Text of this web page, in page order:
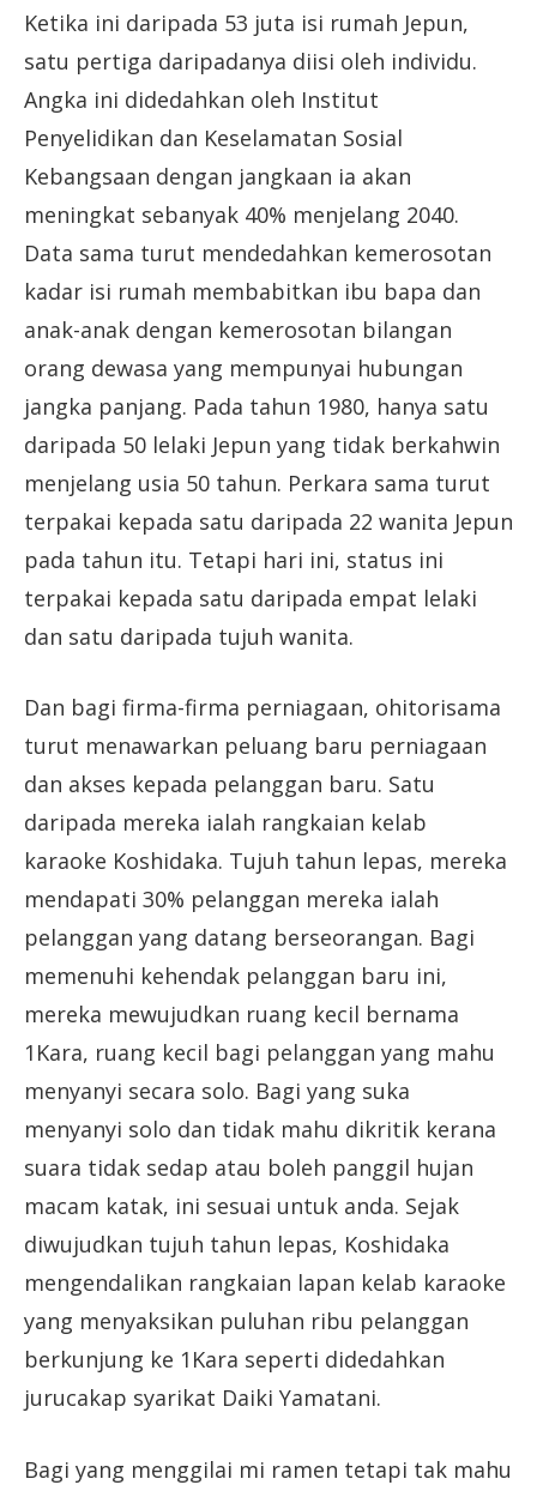
Ketika ini daripada 53 juta isi rumah Jepun,
satu pertiga daripadanya diisi oleh individu.
Angka ini didedahkan oleh Institut
Penyelidikan dan Keselamatan Sosial
Kebangsaan dengan jangkaan ia akan
meningkat sebanyak 40% menjelang 2040.
Data sama turut mendedahkan kemerosotan
kadar isi rumah membabitkan ibu bapa dan
anak-anak dengan kemerosotan bilangan
orang dewasa yang mempunyai hubungan
jangka panjang. Pada tahun 1980, hanya satu
daripada 50 lelaki Jepun yang tidak berkahwin
menjelang usia 50 tahun. Perkara sama turut
terpakai kepada satu daripada 22 wanita Jepun
pada tahun itu. Tetapi hari ini, status ini
terpakai kepada satu daripada empat lelaki
dan satu daripada tujuh wanita.
Dan bagi firma-firma perniagaan, ohitorisama
turut menawarkan peluang baru perniagaan
dan akses kepada pelanggan baru. Satu
daripada mereka ialah rangkaian kelab
karaoke Koshidaka. Tujuh tahun lepas, mereka
mendapati 30% pelanggan mereka ialah
pelanggan yang datang berseorangan. Bagi
memenuhi kehendak pelanggan baru ini,
mereka mewujudkan ruang kecil bernama
1Kara, ruang kecil bagi pelanggan yang mahu
menyanyi secara solo. Bagi yang suka
menyanyi solo dan tidak mahu dikritik kerana
suara tidak sedap atau boleh panggil hujan
macam katak, ini sesuai untuk anda. Sejak
diwujudkan tujuh tahun lepas, Koshidaka
mengendalikan rangkaian lapan kelab karaoke
yang menyaksikan puluhan ribu pelanggan
berkunjung ke 1Kara seperti didedahkan
jurucakap syarikat Daiki Yamatani.
Bagi yang menggilai mi ramen tetapi tak mahu